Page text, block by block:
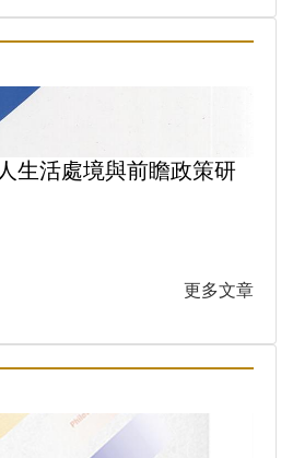
生活處境與前瞻政策研
更多文章